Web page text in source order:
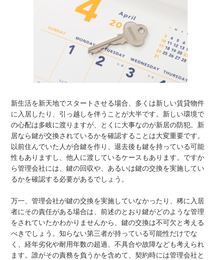
新生活を新天地でスタートさせる場合、多くは新しい賃貸物件
に入居したり、引っ越しを伴うことが大半です。新しい環境で
の心配は多岐に渡りますが、とくに大事なのが新居の防犯。新
居なら鍵が交換されているかを確認することは大変重要です。
以前住んでいた人が合鍵を作り、退去後も鍵を持っている可能
性もありますし、他人に渡しているケースもあります。ですか
ら管理会社には、鍵の回収や、あるいは鍵の交換を実施してい
るかを確認する必要があるでしょう。
万一、管理会社が鍵の交換を実施していなかったり、稀に入居
者にその責任がある場合は、前述のとおり鍵がどのような管理
をされていたかわかりませんから、鍵の交換は不可欠と考える
べきでしょう。知らない第三者が持っている可能性だけでな
く、経年劣化や耐用年数の超過、不具合や故障なども考えられ
ます。誰がその責務を負うかを含めて、契約時には管理会社と